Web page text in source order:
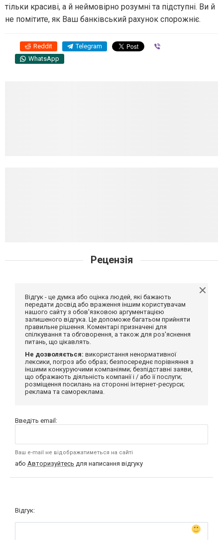
тільки красиві, а й неймовірно розумні та підступні. Ви й
не помітите, як Ваш банківський рахунок спорожніє.
Reddit Telegram
WhatsApp
Рецензія
Відгук - це думка або оцінка людей, які бажають
передати досвід або враження іншим користувачам
нашого сайту з обов'язковою аргументацією
залишеного відгука. Це допоможе багатьом прийняти
правильне рішення. Коментарі призначені для
спілкування та обговорення, а також для роз'яснення
питань, що цікавлять.
Не дозволяється: використання ненормативної
лексики, погроз або образ; безпосереднє порівняння з
іншими конкуруючими компаніями; безпідставні заяви,
що ображають діяльність компанії і / або її послуги;
розміщення посилань на сторонні інтернет-ресурси;
реклама та самореклама.
Введіть email:
Ваш e-mail не відображатиметься на сайті
або Авторизуйтесь для написання відгуку
Відгук: